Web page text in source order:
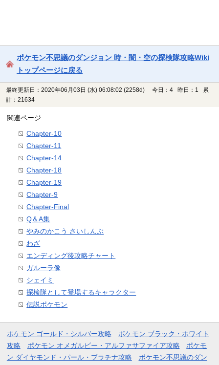
ポケモン不思議のダンジョン 時・闇・空の探検隊攻略Wiki
トップページに戻る
最終更新日：2020年06月03日 (水) 06:08:02 (2258d)
今日：4 昨日：1 累
計：21634
関連ページ
Chapter-10
Chapter-11
Chapter-14
Chapter-18
Chapter-19
Chapter-9
Chapter-Final
Q＆A集
やみのかこう さいしんぶ
わざ
エンディング後攻略チャート
ガルーラ像
シェイミ
探検隊として登場するキャラクター
伝説ポケモン
ポケモン ゴールド・シルバー攻略
ポケモン ブラック・ホワイト
攻略
ポケモン オメガルビー・アルファサファイア攻略
ポケモ
ン ダイヤモンド・パール・プラチナ攻略
ポケモン不思議のダン